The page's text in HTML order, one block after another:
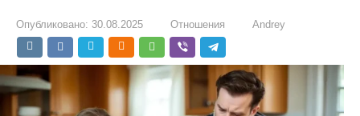
Опубликовано: 30.08.2025 Отношения Andrey